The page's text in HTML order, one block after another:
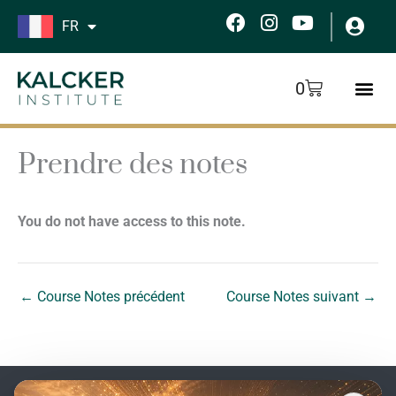
Aller
FR
F
c
o
k
I
s
g
Y
u
t
u
b
0
Panier
Prendre des notes
You do not have access to this note.
← Course Notes précédent Course Notes suivant →